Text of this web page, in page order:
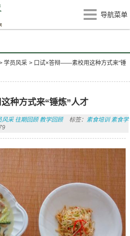
导航菜单
学员风采 > 口试×答辩——素校用这种方式来“锤
种方式来“锤炼”人才
风采 往期回顾 教学回顾 标签： 素食培训 素食学